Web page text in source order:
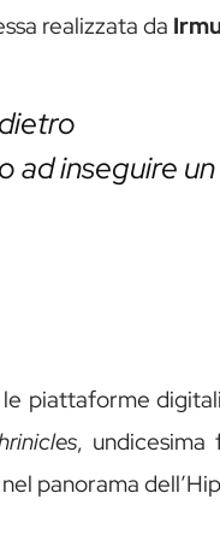
realizzata da
ad inseguire
piattaforme
, undicesima
panorama